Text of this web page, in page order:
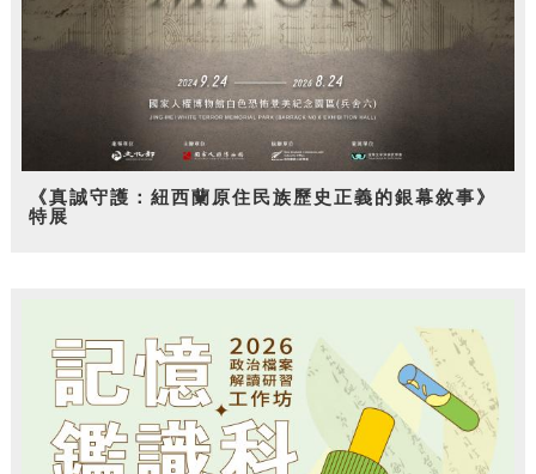
《真誠守護：紐西蘭原住民族歷史正義的銀幕敘事》
特展